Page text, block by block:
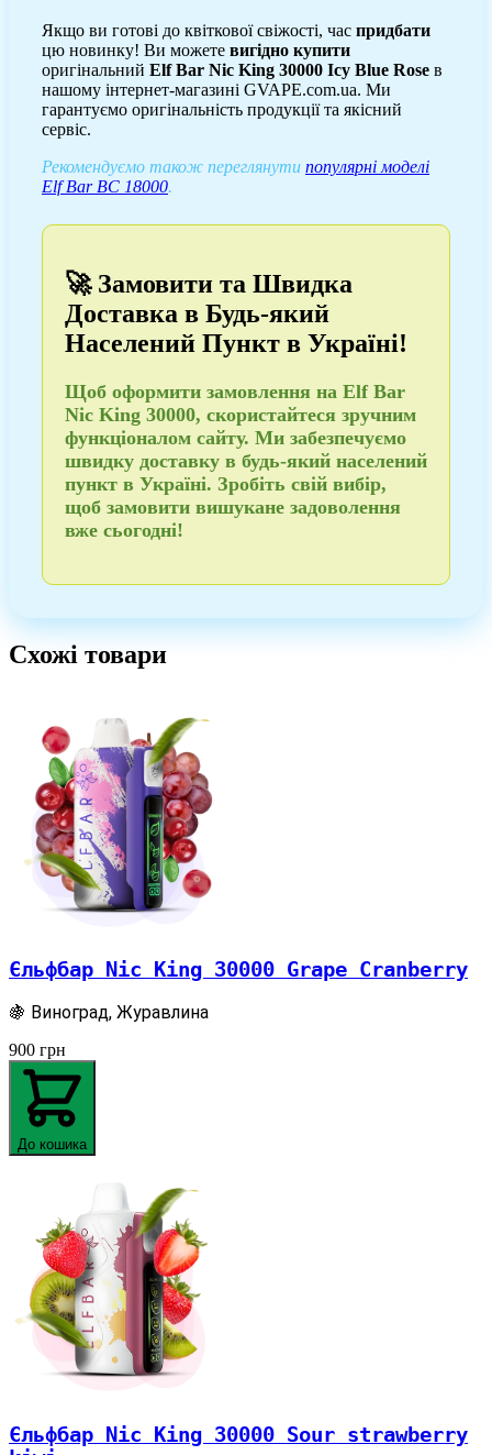
Якщо ви готові до квіткової свіжості, час придбати
цю новинку! Ви можете вигідно купити
оригінальний Elf Bar Nic King 30000 Icy Blue Rose в
нашому інтернет-магазині GVAPE.com.ua. Ми
гарантуємо оригінальність продукції та якісний
сервіс.
Рекомендуємо також переглянути популярні моделі
Elf Bar BC 18000.
🚀 Замовити та Швидка
Доставка в Будь-який
Населений Пункт в Україні!
Щоб оформити замовлення на Elf Bar
Nic King 30000, скористайтеся зручним
функціоналом сайту. Ми забезпечуємо
швидку доставку в будь-який населений
пункт в Україні. Зробіть свій вибір,
щоб замовити вишукане задоволення
вже сьогодні!
Схожі товари
Єльфбар Nic King 30000 Grape Cranberry
🍇 Виноград, Журавлина
900 грн
До кошика
Єльфбар Nic King 30000 Sour strawberry